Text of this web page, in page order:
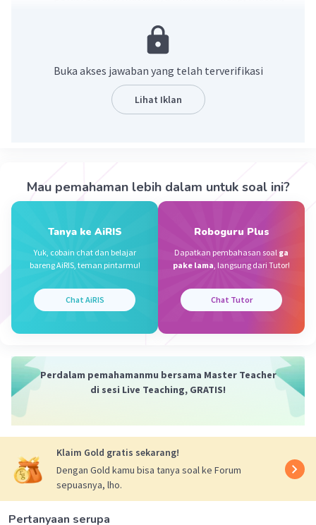
hidup dan menyebabkan perubahan tatanan
lingkungan hidup karena kegiatan manusia atau
proses alam.
Beri Rating· 0 ) Balas
Polusi adalah bercampurnya zat pencemar ke
dalam lingkungan karena aktivitas manusia atau
kegiatan alami.
Buka akses jawaban yang telah terverifikasi
Lihat Iklan
Mau pemahaman lebih dalam untuk soal ini?
Tanya ke AiRIS
Yuk, cobain chat dan belajar
bareng AiRIS, teman pintarmu!
Chat AiRIS
Roboguru Plus
Dapatkan pembahasan soal ga
pake lama, langsung dari Tutor!
Chat Tutor
Perdalam pemahamanmu bersama Master Teacher
di sesi Live Teaching, GRATIS!
Klaim Gold gratis sekarang!
Dengan Gold kamu bisa tanya soal ke Forum
sepuasnya, lho.
Pertanyaan serupa